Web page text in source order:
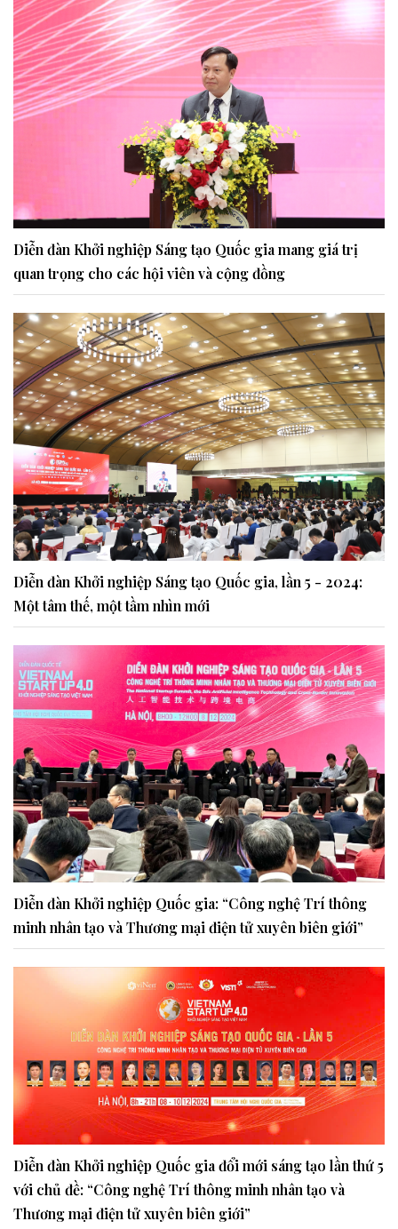
Diễn đàn Khởi nghiệp Sáng tạo Quốc gia mang giá trị
quan trọng cho các hội viên và cộng đồng
Diễn đàn Khởi nghiệp Sáng tạo Quốc gia, lần 5 - 2024:
Một tâm thế, một tầm nhìn mới
Diễn đàn Khởi nghiệp Quốc gia: “Công nghệ Trí thông
minh nhân tạo và Thương mại điện tử xuyên biên giới”
Diễn đàn Khởi nghiệp Quốc gia đổi mới sáng tạo lần thứ 5
với chủ đề: “Công nghệ Trí thông minh nhân tạo và
Thương mại điện tử xuyên biên giới”